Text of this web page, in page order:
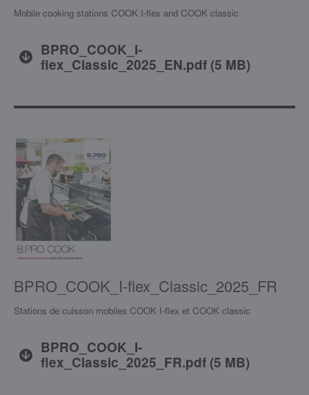
Mobile cooking stations COOK I-flex and COOK classic
BPRO_COOK_I-
flex_Classic_2025_EN.pdf(5 MB)
BPRO_COOK_I-flex_Classic_2025_FR
Stations de cuisson mobiles COOK I-flex et COOK classic
BPRO_COOK_I-
flex_Classic_2025_FR.pdf(5 MB)